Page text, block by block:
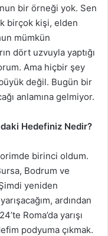
bir örneği yok. Sen
birçok kişi, elden
mümkün
dört uzvuyla yaptığı
Ama hiçbir şey
değil. Bugün bir
anlamına gelmiyor.
Hedefiniz Nedir?
birinci oldum.
Bodrum ve
yeniden
ardından
Roma’da yarışı
podyuma çıkmak.